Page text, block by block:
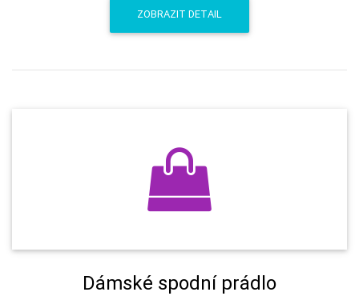
ZOBRAZIT DETAIL
Dámské spodní prádlo